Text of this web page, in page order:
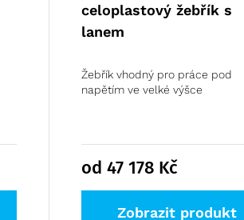
celoplastový žebřík s
lanem
Žebřík vhodný pro práce pod
napětím ve velké výšce
od 47 178 Kč
Zobrazit produkt